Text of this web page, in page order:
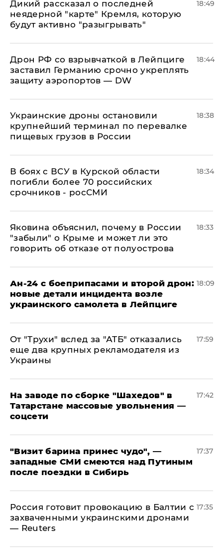
Дикий рассказал о последней
неядерной "карте" Кремля, которую
будут активно "разыгрывать"
18:49
​Дрон РФ со взрывчаткой в Лейпциге
заставил Германию срочно укреплять
защиту аэропортов — DW
18:44
Украинские дроны остановили
крупнейший терминал по перевалке
пищевых грузов в России
18:38
В боях с ВСУ в Курской области
погибли более 70 российских
срочников - росСМИ
18:34
Яковина объяснил, почему в России
"забыли" о Крыме и может ли это
говорить об отказе от полуострова
18:33
Ан-24 с боеприпасами и второй дрон:
новые детали инцидента возле
украинского самолета в Лейпциге
18:09
От "Трухи" вслед за "АТБ" отказались
еще два крупных рекламодателя из
Украины
17:59
На заводе по сборке "Шахедов" в
Татарстане массовые увольнения —
соцсети
17:42
"Визит барина принес чудо", —
западные СМИ смеются над Путиным
после поездки в Сибирь
17:37
​Россия готовит провокацию в Балтии с
захваченными украинскими дронами
— Reuters
17:35